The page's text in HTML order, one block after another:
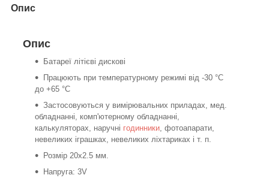
Опис
Опис
Батареї літієві дискові
Працюють при температурному режимі від -30 °С
до +65 °С
Застосовуються у вимірювальних приладах, мед.
обладнанні, комп'ютерному обладнанні,
калькуляторах, наручні годинники , фотоапарати,
невеликих іграшках, невеликих ліхтариках і т. п.
Розмір 20x2.5 мм.
Напруга: 3V